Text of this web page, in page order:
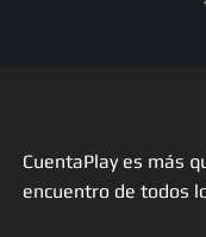
CuentaPlay es más
encuentro de todos